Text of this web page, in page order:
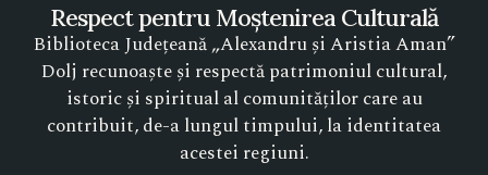
Respect pentru Moștenirea Culturală
Biblioteca Județeană „Alexandru și Aristia Aman”
Dolj recunoaște și respectă patrimoniul cultural,
istoric și spiritual al comunităților care au
contribuit, de-a lungul timpului, la identitatea
acestei regiuni.